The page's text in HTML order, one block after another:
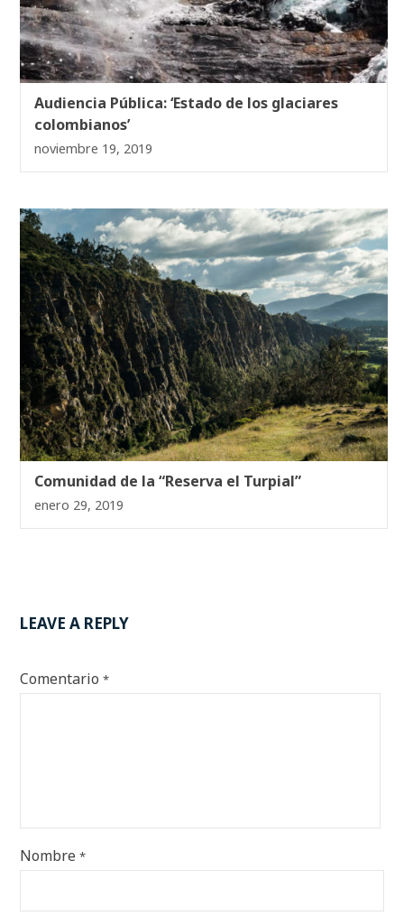
Audiencia Pública: ‘Estado de los glaciares
colombianos’
noviembre 19, 2019
Comunidad de la “Reserva el Turpial”
enero 29, 2019
LEAVE A REPLY
Comentario*
Nombre*